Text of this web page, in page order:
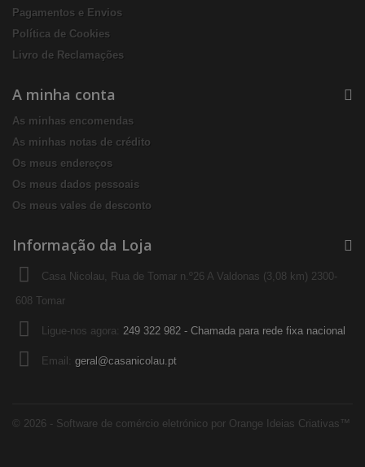
Pagamentos e Envios
Política de Cookies
Livro de Reclamações
© 2026 - Software de comércio eletrónico por Orange Ideias Criativas™
A minha conta
As minhas encomendas
As minhas notas de crédito
Os meus endereços
Os meus dados pessoais
Os meus vales de desconto
Informação da Loja
Casa Nicolau, Rua de Tomar n.º26 A Valdonas (3,08 km) 2300-
608 Tomar
Ligue-nos agora: 249 322 982 - Chamada para rede fixa nacional
Email: geral@casanicolau.pt